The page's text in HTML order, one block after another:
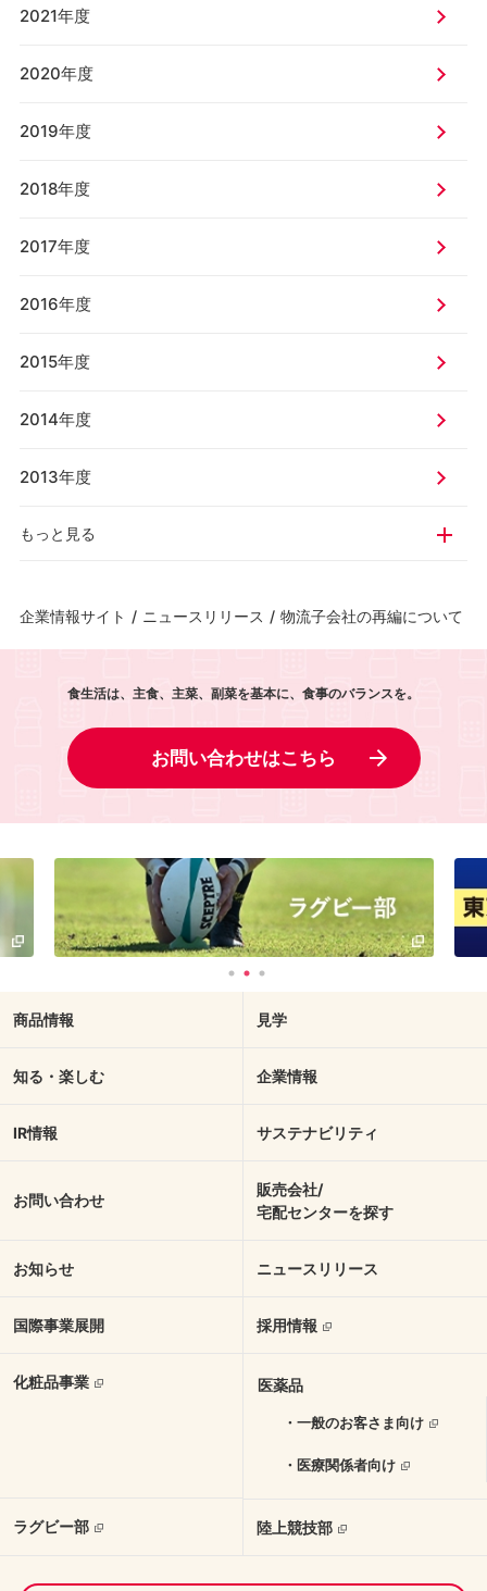
2021年度
2020年度
2019年度
2018年度
2017年度
2016年度
2015年度
2014年度
2013年度
もっと見る
企業情報サイト / ニュースリリース / 物流子会社の再編について
食生活は、主食、主菜、副菜を基本に、食事のバランスを。
お問い合わせはこちら
商品情報 見学
知る・楽しむ 企業情報
IR情報 サステナビリティ
お問い合わせ
販売会社/
宅配センターを探す
お知らせ ニュースリリース
国際事業展開 採用情報
化粧品事業 医薬品
・一般のお客さま向け
・医療関係者向け
ラグビー部 陸上競技部